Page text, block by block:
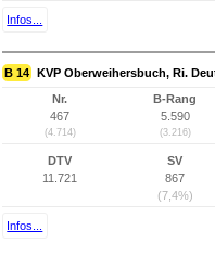
Infos...
B 14 KVP Oberweihersbuch, Ri.
Nr.
467
(4.714)
B-Rang
5.590
(3.216)
DTV
11.721
SV
867
(7,4%)
Infos...